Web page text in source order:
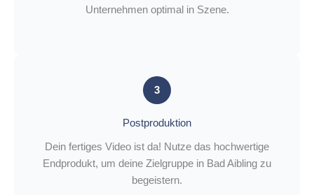
Unternehmen optimal in Szene.
3
Postproduktion
Dein fertiges Video ist da! Nutze das hochwertige
Endprodukt, um deine Zielgruppe in Bad Aibling zu
begeistern.